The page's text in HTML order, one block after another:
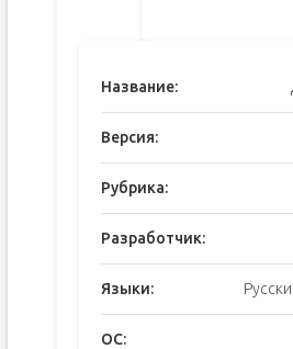
Название:
Версия:
Рубрика:
Разработчик:
Языки:
ОС: